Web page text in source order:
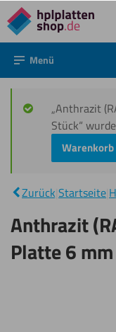
Direkt
zum
Inhalt
Menü
„Anthrazit
Stück“
Zurück Startseite
Anthrazit
(RAL
Struktur
HPL
Platte 6
mm
Anthrazit
Platte 6 mm